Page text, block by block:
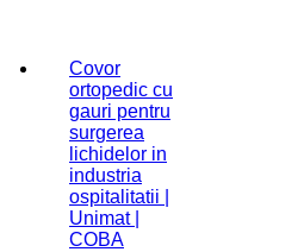
Covor
ortopedic cu
gauri pentru
surgerea
lichidelor in
industria
ospitalitatii |
Unimat |
COBA